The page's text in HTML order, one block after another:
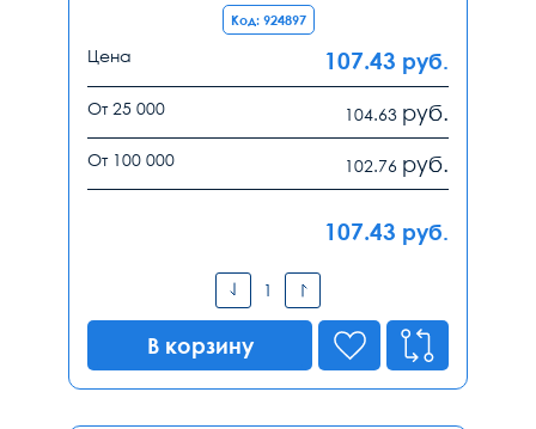
Код: 924897
Цена 107.43 руб.
От 25 000 104.63 руб.
От 100 000 102.76 руб.
107.43 руб.
В корзину